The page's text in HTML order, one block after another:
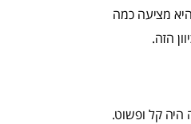
היא מציעה כמה
הזה.
קל ופשוט.